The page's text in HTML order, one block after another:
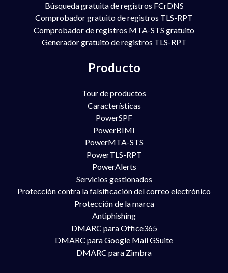
Búsqueda gratuita de registros FCrDNS
Comprobador gratuito de registros TLS-RPT
Comprobador de registros MTA-STS gratuito
Generador gratuito de registros TLS-RPT
Producto
Tour de productos
Características
PowerSPF
PowerBIMI
PowerMTA-STS
PowerTLS-RPT
PowerAlerts
Servicios gestionados
Protección contra la falsificación del correo electrónico
Protección de la marca
Antiphishing
DMARC para Office365
DMARC para Google Mail GSuite
DMARC para Zimbra